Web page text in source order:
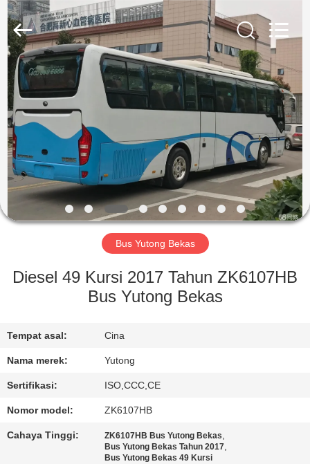
RUMAH
PRODUK
TENTANG
KAMI
TUR
KONTROL
HUBUNGI
KAMI
PENAWARAN
COOPER
INDUSTRY
CO.,
LTD..
Rights
Reserved.
Bus Yutong Bekas
Diesel 49 Kursi 2017 Tahun ZK6107HB
Bus Yutong Bekas
Tempat asal: Cina
Nama merek: Yutong
Sertifikasi: ISO,CCC,CE
Nomor model: ZK6107HB
Cahaya Tinggi: ZK6107HB Bus Yutong Bekas,
Bus Yutong Bekas Tahun 2017,
Bus Yutong Bekas 49 Kursi